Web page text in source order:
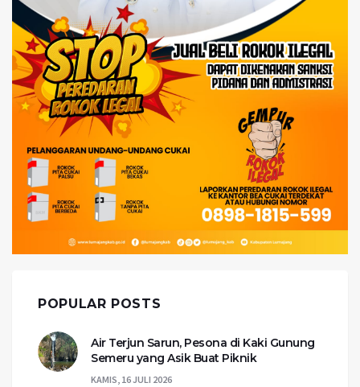
POPULAR POSTS
Air Terjun Sarun, Pesona di Kaki Gunung
Semeru yang Asik Buat Piknik
KAMIS, 16 JULI 2026